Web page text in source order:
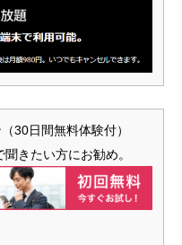
30日間無料体験付）
きたい方にお勧め。